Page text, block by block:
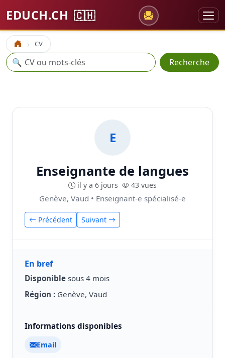
EDUCH.CH 🇨🇭
Accueil CV
Recherche
🔍 Recherche
E
Enseignante de langues
il y a 6 jours 43 vues
Genève, Vaud • Enseignant-e spécialisé-e
Précédent Suivant
En bref
Disponible sous 4 mois
Région : Genève, Vaud
Informations disponibles
Email